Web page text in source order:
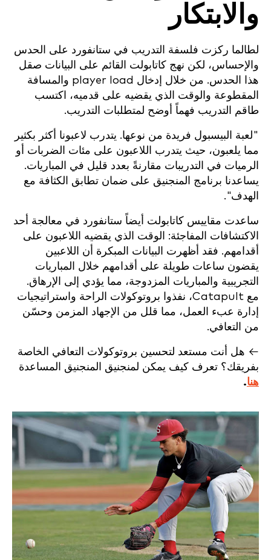
والابتكار
لطالما ركزت فلسفة التدريب في ستانفورد على الحدس
والإحساس، لكن نهج كاتابولت القائم على البيانات صقل
هذا الحدس. من خلال إدخال player load والمسافة
المقطوعة والوقت الذي يقضيه على قدميه، اكتسب
طاقم التدريب فهماً أوضح لمتطلبات التدريب.
"لعبة البيسبول فريدة من نوعها. يتدرب لاعبونا أكثر بكثير
مما يلعبون، حيث يتدرب اللاعبون على مئات الضربات أو
الرميات في التدريبات مقارنةً بعدد قليل في المباريات.
يساعدنا برنامج المنجنيق على ضمان تطابق الكثافة مع
الهدف".
ساعدت مقاييس كاتابولت أيضاً ستانفورد في معالجة أحد
الاكتشافات المفاجئة: الوقت الذي يقضيه اللاعبون على
أقدامهم. فقد أظهرت البيانات المبكرة أن اللاعبين
يقضون ساعات طويلة على أقدامهم خلال المباريات
التجريبية والمباريات المزدوجة، مما يؤدي إلى الإرهاق.
مع Catapult، نفذوا بروتوكولات الراحة واستراتيجيات
إدارة عبء العمل، مما قلل من الإجهاد المزمن وحسّن
من التعافي.
← هل أنت مستعد لتحسين بروتوكولات التعافي الخاصة
بفريقك؟ تعرف كيف يمكن لمنجنيق المنجنيق المساعدة
هنا.